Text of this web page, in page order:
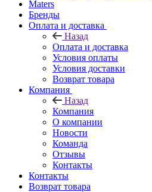
Maters
Бренды
Оплата и доставка
Назад
Оплата и доставка
Условия оплаты
Условия доставки
Возврат товара
Компания
Назад
Компания
О компании
Новости
Команда
Отзывы
Контакты
Контакты
Возврат товара